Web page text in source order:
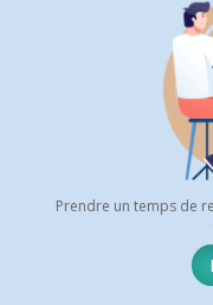
Prendre un temps de